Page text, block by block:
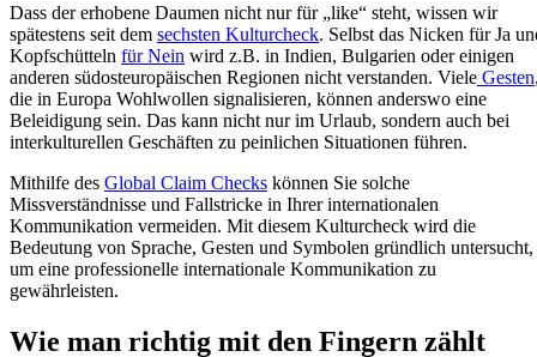
Dass der erhobene Daumen nicht nur für „like“ steht, wissen wir
spätestens seit dem sechsten Kulturcheck. Selbst das Nicken für Ja
Kopfschütteln für Nein wird z.B. in Indien, Bulgarien oder einigen
anderen südosteuropäischen Regionen nicht verstanden. Viele Gesten
die in Europa Wohlwollen signalisieren, können anderswo eine
Beleidigung sein. Das kann nicht nur im Urlaub, sondern auch bei
interkulturellen Geschäften zu peinlichen Situationen führen.
Mithilfe des Global Claim Checks können Sie solche
Missverständnisse und Fallstricke in Ihrer internationalen
Kommunikation vermeiden. Mit diesem Kulturcheck wird die
Bedeutung von Sprache, Gesten und Symbolen gründlich untersucht,
um eine professionelle internationale Kommunikation zu
gewährleisten.
Wie man richtig mit den Fingern zählt